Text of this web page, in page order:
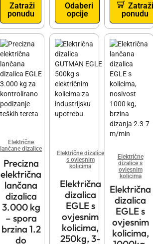
Zatraži
ponudu
Odaberi
opcije
Zatraži
ponudu
Električne
lančane dizalice
Precizna
električna
lančana
dizalica
3.000 kg
– spora
brzina 1.2
do
Električne dizalice
s ovjesnim
kolicima
Električna
dizalica
EGLE s
ovjesnim
kolicima,
250kg, 3-
Električne
dizalice s
ovjesnim
kolicima
Električna
dizalica
EGLE s
ovjesnim
kolicima,